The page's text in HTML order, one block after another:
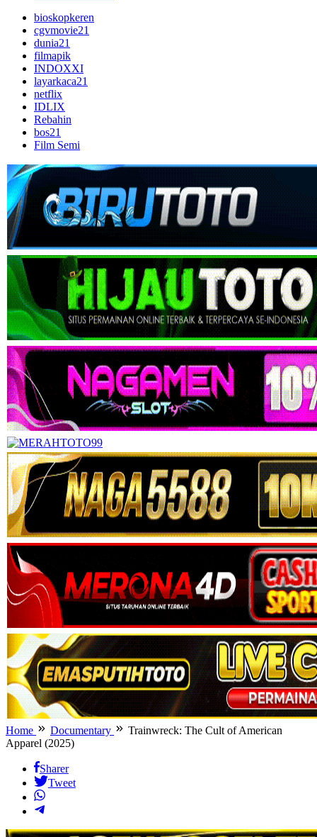
bioskopkeren
cgvmovie21
dunia21
filmapik
INDOXXI
layarkaca21
netflix
IDLIX
Rebahin
bos21
Film Semi
Home Documentary
Trainwreck: The Cult of American
Apparel (2025)
Sharer
Tweet